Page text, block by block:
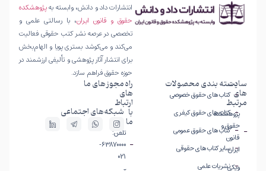
انتشارات داد و دانش، وابسته بهپژوهشکده
حقوق و قانون ایران، با رسالتی علمی و
تخصصی در عرصه نشر کتب حقوقی فعالیت
می‌کند و می‌کوشد بستری پویا و الهام‌بخش
برای انتشار آثار پژوهشی و تألیفی ارزشمند در
حوزه حقوق فراهم سازد.
سایت
های
مرتبط
پژوهشکده
حقوق و
قانون
ایران
ویکی
دسته بندی محصولات
کتاب های حقوق خصوصی
کتاب های حقوق کیفری
کتاب های حقوق عمومی
سایر کتاب های حقوقی
نشریات علمی
راه
های
ارتباط
با
ما
تلفن:
63870000-
021
مجوز های ما
شبکه‌های اجتماعی